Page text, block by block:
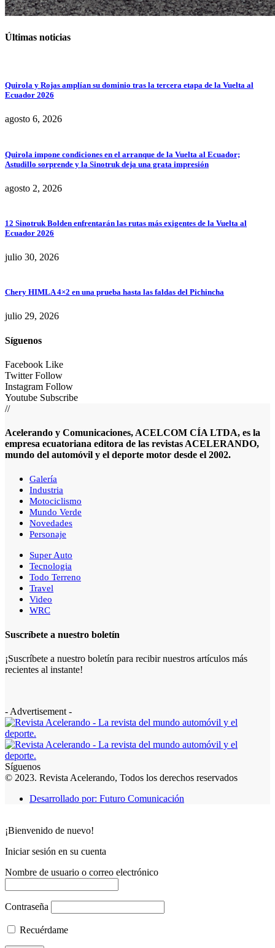
Últimas noticias
Quirola y Rojas amplían su dominio tras la tercera etapa de la Vuelta al
Ecuador 2026
agosto 6, 2026
Quirola impone condiciones en el arranque de la Vuelta al Ecuador;
Astudillo sorprende y la Sinotruk deja una grata impresión
agosto 2, 2026
12 Sinotruk Bolden enfrentarán las rutas más exigentes de la Vuelta al
Ecuador 2026
julio 30, 2026
Chery HIMLA 4×2 en una prueba hasta las faldas del Pichincha
julio 29, 2026
Síguenos
Facebook Like
Twitter Follow
Instagram Follow
Youtube Subscribe
//
Acelerando y Comunicaciones, ACELCOM CÍA LTDA, es la
empresa ecuatoriana editora de las revistas ACELERANDO,
mundo del automóvil y el deporte motor desde el 2002.
Galería
Industria
Motociclismo
Mundo Verde
Novedades
Personaje
Super Auto
Tecnologia
Todo Terreno
Travel
Video
WRC
Suscríbete a nuestro boletín
¡Suscríbete a nuestro boletín para recibir nuestros artículos más
recientes al instante!
- Advertisement -
Síguenos
© 2023. Revista Acelerando, Todos los derechos reservados
Desarrollado por: Futuro Comunicación
¡Bienvenido de nuevo!
Iniciar sesión en su cuenta
Nombre de usuario o correo electrónico
Contraseña
Recuérdame